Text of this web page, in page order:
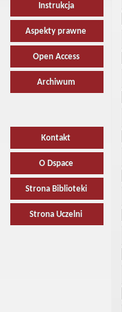
Instrukcja
Aspekty prawne
Open Access
Archiwum
Kontakt
O Dspace
Strona Biblioteki
Strona Uczelni